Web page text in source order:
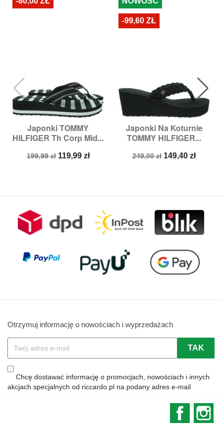
Japonki TOMMY
HILFIGER Th Corp Mid...
Cena
199,99 zł Cena
119,99 zł
Japonki Na Koturnie
TOMMY HILFIGER...
Cena
249,00 zł Cena
149,40 zł
-99,60 ZŁ
Otrzymuj informację o nowościach i wyprzedażach
Chcę dostawać informację o promocjach, nowościach i innych
akcjach specjalnych od riccardo.pl na podany adres e-mail